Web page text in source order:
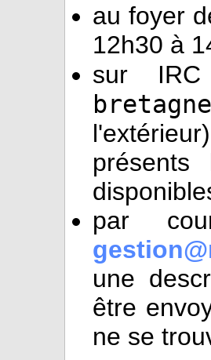
au foyer
12h30 à
sur
présents
par
une
être
ne se